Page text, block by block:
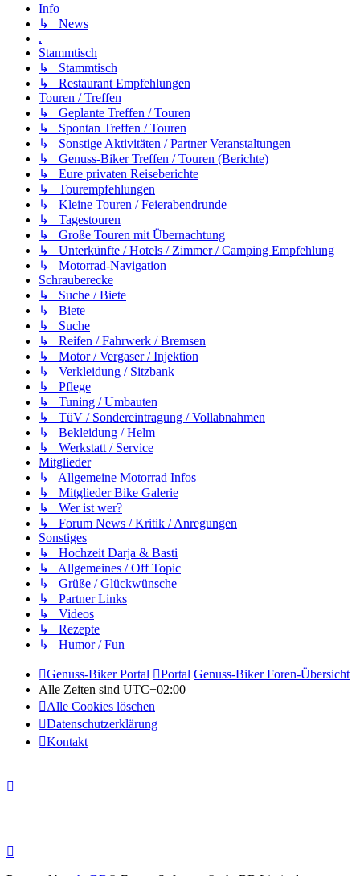
Info
↳ News
.
Stammtisch
↳ Stammtisch
↳ Restaurant Empfehlungen
Touren / Treffen
↳ Geplante Treffen / Touren
↳ Spontan Treffen / Touren
↳ Sonstige Aktivitäten / Partner Veranstaltungen
↳ Genuss-Biker Treffen / Touren (Berichte)
↳ Eure privaten Reiseberichte
↳ Tourempfehlungen
↳ Kleine Touren / Feierabendrunde
↳ Tagestouren
↳ Große Touren mit Übernachtung
↳ Unterkünfte / Hotels / Zimmer / Camping Empfehlung
↳ Motorrad-Navigation
Schrauberecke
↳ Suche / Biete
↳ Biete
↳ Suche
↳ Reifen / Fahrwerk / Bremsen
↳ Motor / Vergaser / Injektion
↳ Verkleidung / Sitzbank
↳ Pflege
↳ Tuning / Umbauten
↳ TüV / Sondereintragung / Vollabnahmen
↳ Bekleidung / Helm
↳ Werkstatt / Service
Mitglieder
↳ Allgemeine Motorrad Infos
↳ Mitglieder Bike Galerie
↳ Wer ist wer?
↳ Forum News / Kritik / Anregungen
Sonstiges
↳ Hochzeit Darja & Basti
↳ Allgemeines / Off Topic
↳ Grüße / Glückwünsche
↳ Partner Links
↳ Videos
↳ Rezepte
↳ Humor / Fun
Genuss-Biker Portal Portal Genuss-Biker Foren-Übersicht
Alle Zeiten sind UTC+02:00
Alle Cookies löschen
Datenschutzerklärung
Kontakt